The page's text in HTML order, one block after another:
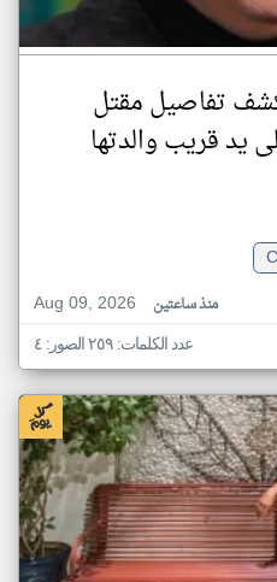
تفاصيل مقتل
يد قريب والدتها
Aug 09, 2026
منذ ساعتين
عدد الكلمات: ٢٥٩ الصور: ٤